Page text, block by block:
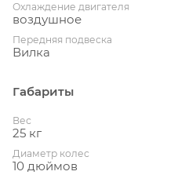
Охлаждение двигателя
воздушное
Передняя подвеска
Вилка
Габариты
Вес
25 кг
Диаметр колес
10 дюймов